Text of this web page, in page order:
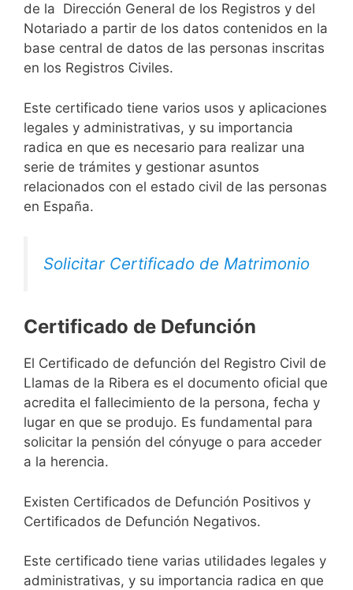
de la Dirección General de los Registros y del
Notariado a partir de los datos contenidos en la
base central de datos de las personas inscritas
en los Registros Civiles.
Este certificado tiene varios usos y aplicaciones
legales y administrativas, y su importancia
radica en que es necesario para realizar una
serie de trámites y gestionar asuntos
relacionados con el estado civil de las personas
en España.
Solicitar Certificado de Matrimonio
Certificado de Defunción
El Certificado de defunción del Registro Civil de
Llamas de la Ribera es el documento oficial que
acredita el fallecimiento de la persona, fecha y
lugar en que se produjo. Es fundamental para
solicitar la pensión del cónyuge o para acceder
a la herencia.
Existen Certificados de Defunción Positivos y
Certificados de Defunción Negativos.
Este certificado tiene varias utilidades legales y
administrativas, y su importancia radica en que